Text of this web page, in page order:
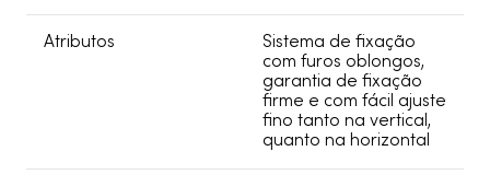
Atributos
Sistema de fixação
com furos oblongos,
garantia de fixação
firme e com fácil ajuste
fino tanto na vertical,
quanto na horizontal